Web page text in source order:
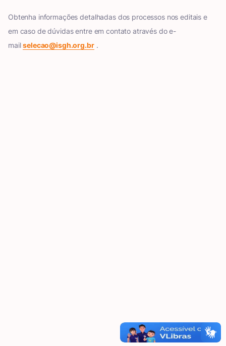
Obtenha informações detalhadas dos processos nos editais e
em caso de dúvidas entre em contato através do e-
mailselecao@isgh.org.br.